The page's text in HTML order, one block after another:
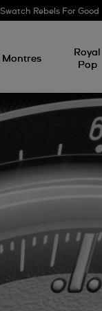
Swatch Rebels For Good
Montres
Royal
Pop